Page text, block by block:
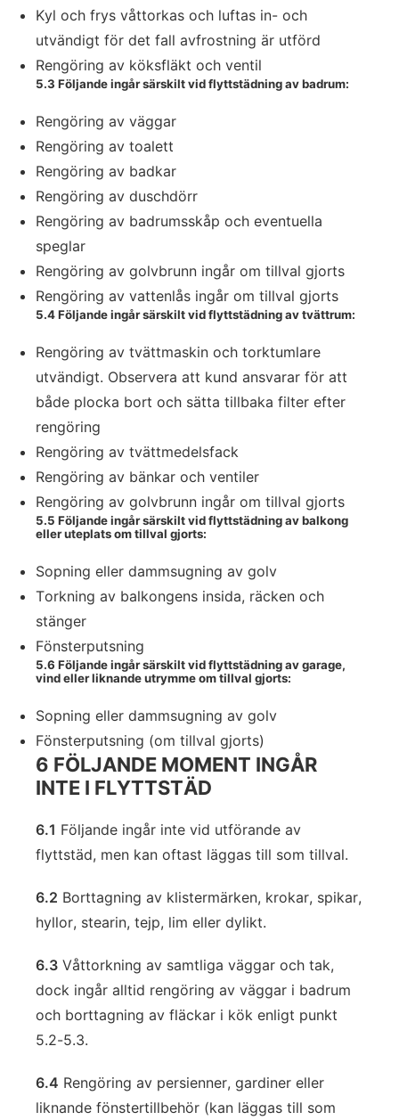
Kyl och frys våttorkas och luftas in- och
utvändigt för det fall avfrostning är utförd
Rengöring av köksfläkt och ventil
5.3 Följande ingår särskilt vid flyttstädning av badrum:
Rengöring av väggar
Rengöring av toalett
Rengöring av badkar
Rengöring av duschdörr
Rengöring av badrumsskåp och eventuella
speglar
Rengöring av golvbrunn ingår om tillval gjorts
Rengöring av vattenlås ingår om tillval gjorts
5.4 Följande ingår särskilt vid flyttstädning av tvättrum:
Rengöring av tvättmaskin och torktumlare
utvändigt. Observera att kund ansvarar för att
både plocka bort och sätta tillbaka filter efter
rengöring
Rengöring av tvättmedelsfack
Rengöring av bänkar och ventiler
Rengöring av golvbrunn ingår om tillval gjorts
5.5 Följande ingår särskilt vid flyttstädning av balkong
eller uteplats om tillval gjorts:
Sopning eller dammsugning av golv
Torkning av balkongens insida, räcken och
stänger
Fönsterputsning
5.6 Följande ingår särskilt vid flyttstädning av garage,
vind eller liknande utrymme om tillval gjorts:
Sopning eller dammsugning av golv
Fönsterputsning (om tillval gjorts)
6 FÖLJANDE MOMENT INGÅR
INTE I FLYTTSTÄD
6.1 Följande ingår inte vid utförande av
flyttstäd, men kan oftast läggas till som tillval.
6.2 Borttagning av klistermärken, krokar, spikar,
hyllor, stearin, tejp, lim eller dylikt.
6.3 Våttorkning av samtliga väggar och tak,
dock ingår alltid rengöring av väggar i badrum
och borttagning av fläckar i kök enligt punkt
5.2-5.3.
6.4 Rengöring av persienner, gardiner eller
liknande fönstertillbehör (kan läggas till som